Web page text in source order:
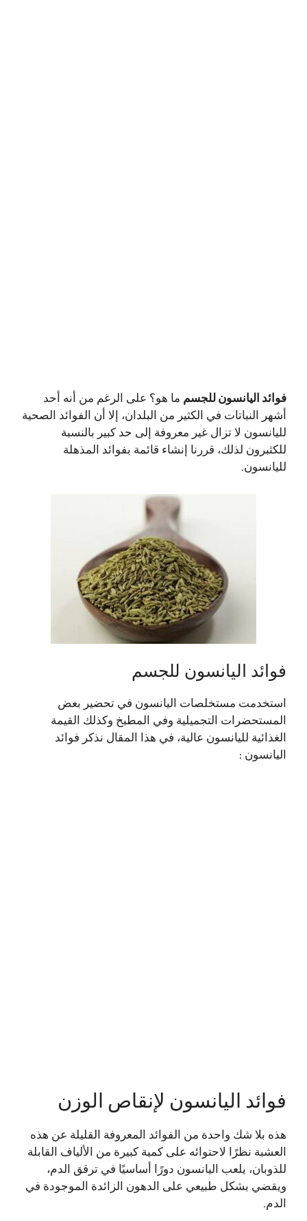
فوائد اليانسون للجسم ما هو؟ على الرغم من أنه أحد
أشهر النباتات في الكثير من البلدان، إلا أن الفوائد الصحية
لليانسون لا تزال غير معروفة إلى حد كبير بالنسبة
للكثبرون لذلك، قررنا إنشاء قائمة بفوائد المذهلة
لليانسون.
فوائد اليانسون للجسم
استخدمت مستخلصات اليانسون في تحضير بعض
المستحضرات التجميلية وفي المطبخ وكذلك القيمة
الغذائية لليانسون عالية، في هذا المقال نذكر فوائد
اليانسون :
فوائد اليانسون لإنقاص الوزن
هذه بلا شك واحدة من الفوائد المعروفة القليلة عن هذه
العشبة نظرًا لاحتوائه على كمية كبيرة من الألياف القابلة
للذوبان، يلعب اليانسون دورًا أساسيًا في ترقق الدم،
ويقضي بشكل طبيعي على الدهون الزائدة الموجودة في
الدم.